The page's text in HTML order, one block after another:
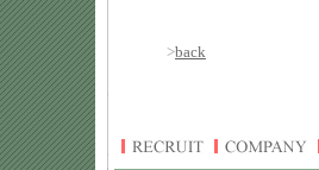
>back